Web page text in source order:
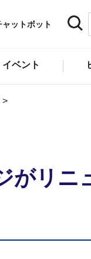
ャットボット
ベント
がリニ